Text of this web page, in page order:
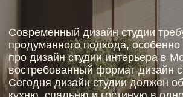
Москве становится все более популярным из-за
роста компактного жилья, где дизайн студии
Москва ориентирован на максимальную
функциональность и комфорт.
ЗАПИСАТЬСЯ НА
КОНСУЛЬТАЦИЮ